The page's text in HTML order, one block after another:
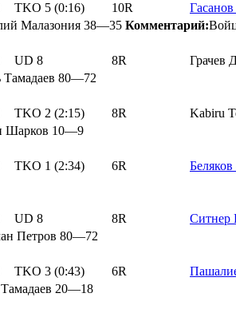
TKO 5 (0:16) 10R Гасанов
Малазония 38—35 Комментарий:
UD 8 8R Грачев
80—72
TKO 2 (2:15) 8R Kabiru
Шарков 10—9
TKO 1 (2:34) 6R
UD 8 8R Ситнер
Петров 80—72
TKO 3 (0:43) 6R
20—18